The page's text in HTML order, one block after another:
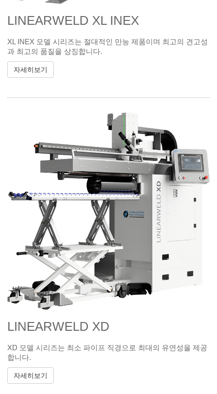
LINEARWELD XL INEX
XL INEX 모델 시리즈는 절대적인 만능 제품이며 최고의 견고성
과 최고의 품질을 상징합니다.
자세히보기
LINEARWELD XD
XD 모델 시리즈는 최소 파이프 직경으로 최대의 유연성을 제공
합니다.
자세히보기